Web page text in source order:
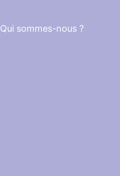
Qui sommes-nous ?